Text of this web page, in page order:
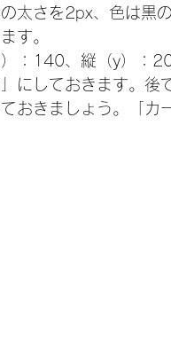
太さを2px、色は黒の
す。
：140、縦（y）：
にしておきます。後
おきましょう。「カ